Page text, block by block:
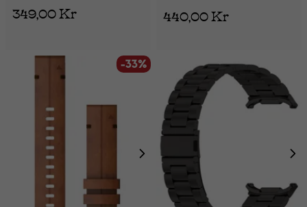
349,00 Kr 440,00 Kr
-33%